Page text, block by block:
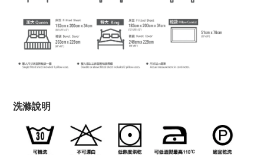
洗滌說明